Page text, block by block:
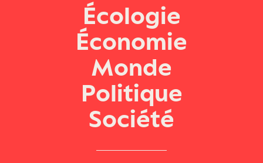
Écologie
Économie
Monde
Politique
Société